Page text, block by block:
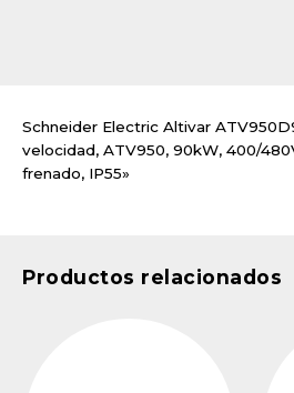
Schneider Electric Altivar
velocidad, ATV950, 90kW, 400/
frenado, IP55»
Productos relacionados